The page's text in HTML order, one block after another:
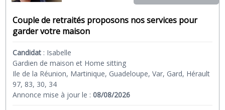
Couple de retraités proposons nos services pour
garder votre maison
Candidat : Isabelle
Gardien de maison et Home sitting
Ile de la Réunion, Martinique, Guadeloupe, Var, Gard, Hérault
97, 83, 30, 34
Annonce mise à jour le :08/08/2026